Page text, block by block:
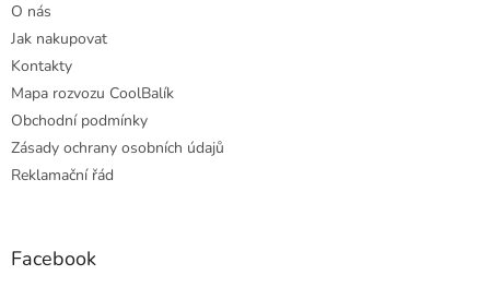
O nás
Jak nakupovat
Kontakty
Mapa rozvozu CoolBalík
Obchodní podmínky
Zásady ochrany osobních údajů
Reklamační řád
Facebook